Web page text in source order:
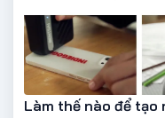
Làm thế nào để tạo